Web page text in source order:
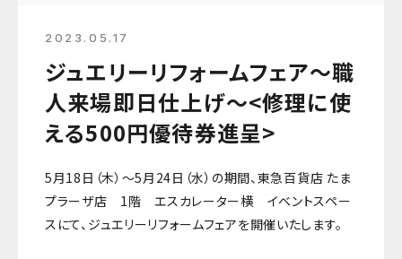
2023.05.17
ジュエリーリフォームフェア～職
人来場即日仕上げ～<修理に使
える500円優待券進呈>
5月18日（木）～5月24日（水）の期間、東急百貨店 たま
プラーザ店 1階 エスカレーター横 イベントスペー
スにて、ジュエリーリフォームフェアを開催いたします。